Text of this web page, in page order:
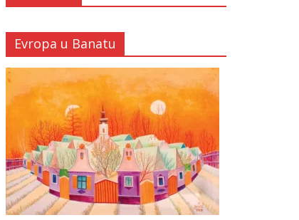
Evropa u Banatu